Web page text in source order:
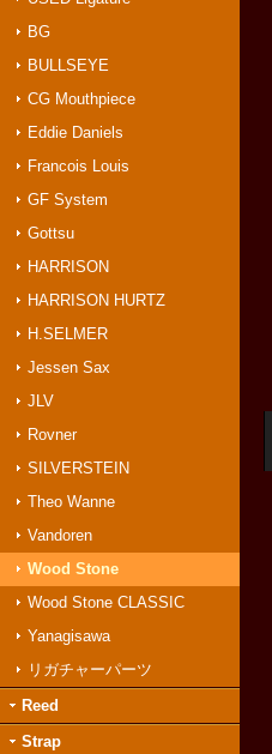
BG
BULLSEYE
CG Mouthpiece
Eddie Daniels
Francois Louis
GF System
Gottsu
HARRISON
HARRISON HURTZ
H.SELMER
Jessen Sax
JLV
Rovner
SILVERSTEIN
Theo Wanne
Vandoren
Wood Stone
Wood Stone CLASSIC
Yanagisawa
リガチャーパーツ
Reed
Strap